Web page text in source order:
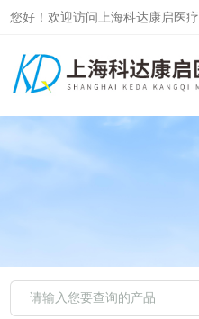
您好！欢迎访问上海科达康启医